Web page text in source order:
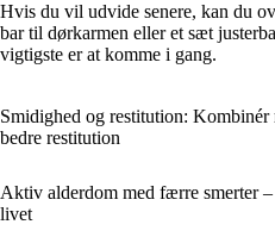
Hvis du vil udvide senere, kan du
bar til dørkarmen eller et sæt
vigtigste er at komme i gang.
Smidighed og restitution:
bedre restitution
Aktiv alderdom med færre smerter
livet